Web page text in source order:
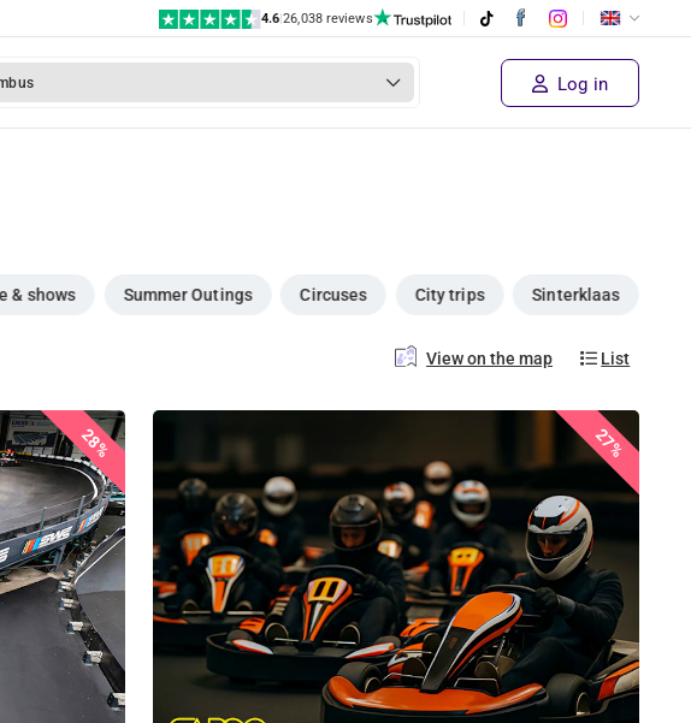
4.6|26,038 reviews
Log in
& shows Summer Outings Circuses City trips Sinterklaas
View on the map List
28% 27%